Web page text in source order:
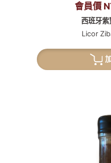
會員價
西班牙
Licor